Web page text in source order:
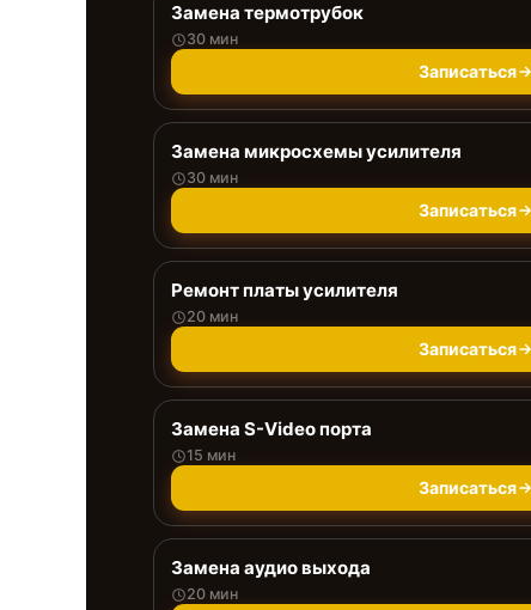
Замена термотрубок
30 мин
Записаться
Замена микросхемы усилителя
30 мин
Записаться
Ремонт платы усилителя
20 мин
Записаться
Замена S-Video порта
15 мин
Записаться
Замена аудио выхода
20 мин